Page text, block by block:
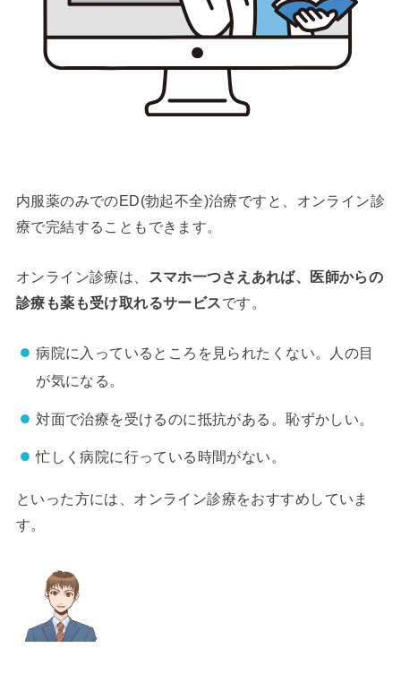
内服薬のみでのED(勃起不全)治療ですと、オンライン診
療で完結することもできます。
オンライン診療は、
スマホ一つさえあれば、医師からの
診療も薬も受け取れるサービスです。
病院に入っているところを見られたくない。人の目
が気になる。
対面で治療を受けるのに抵抗がある。恥ずかしい。
忙しく病院に行っている時間がない。
といった方には、オンライン診療をおすすめしていま
す。